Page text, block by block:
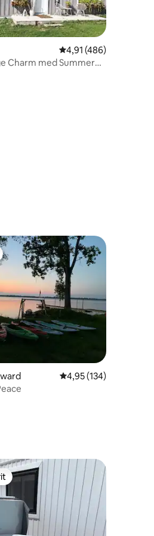
270 omtaler
4,91 ud af 5 i
4,91 (486)
Charm med Summer
275 omtaler
4,95 ud af 5 i
4,95 (134)